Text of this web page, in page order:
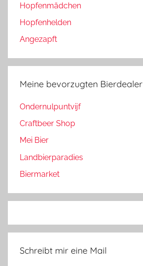
Hopfenmädchen
Hopfenhelden
Angezapft
Meine bevorzugten Bierdealer
Ondernulpuntvijf
Craftbeer Shop
Mei Bier
Landbierparadies
Biermarket
Schreibt mir eine Mail